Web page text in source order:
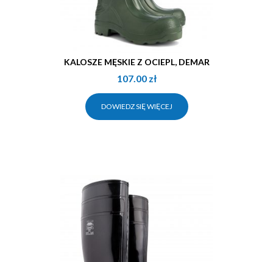
KALOSZE MĘSKIE Z OCIEPL, DEMAR
107.00 zł
DOWIEDZ SIĘ WIĘCEJ